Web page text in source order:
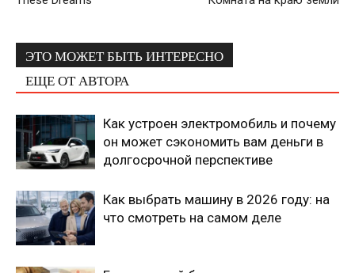
ЭТО МОЖЕТ БЫТЬ ИНТЕРЕСНО
ЕЩЕ ОТ АВТОРА
Как устроен электромобиль и почему
он может сэкономить вам деньги в
долгосрочной перспективе
Как выбрать машину в 2026 году: на
что смотреть на самом деле